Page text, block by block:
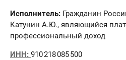
Исполнитель: Гражданин
Катунин А.Ю., являющийся
профессиональный доход
ИНН: 910 218 085 500